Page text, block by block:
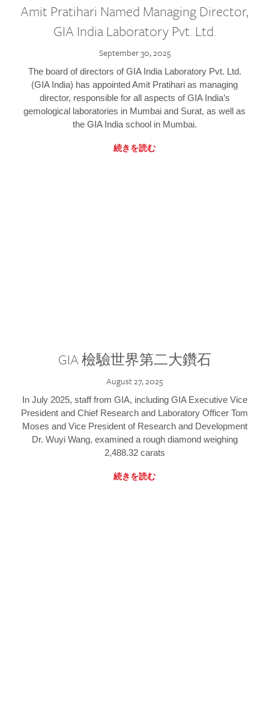
Amit Pratihari Named Managing Director,
GIA India Laboratory Pvt. Ltd.
September 30, 2025
The board of directors of GIA India Laboratory Pvt. Ltd.
(GIA India) has appointed Amit Pratihari as managing
director, responsible for all aspects of GIA India’s
gemological laboratories in Mumbai and Surat, as well as
the GIA India school in Mumbai.
続きを読む
GIA 檢驗世界第二大鑽石
August 27, 2025
In July 2025, staff from GIA, including GIA Executive Vice
President and Chief Research and Laboratory Officer Tom
Moses and Vice President of Research and Development
Dr. Wuyi Wang, examined a rough diamond weighing
2,488.32 carats
続きを読む